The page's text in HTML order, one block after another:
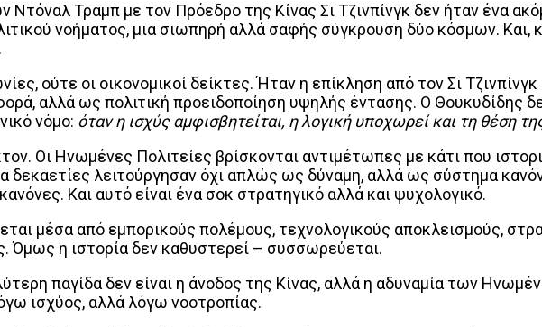
Τραμπ με τον Πρόεδρο της Κίνας Σι Τζινπίνγκ δεν ήταν ένα
νοήματος, μια σιωπηρή αλλά σαφής σύγκρουση δύο κόσμων. Και,
ούτε οι οικονομικοί δείκτες. Ήταν η επίκληση από τον Σι
αλλά ως πολιτική προειδοποίηση υψηλής έντασης. Ο Θουκυδίδης
νόμο: όταν η ισχύς αμφισβητείται, η λογική υποχωρεί και τη θέση
Οι Ηνωμένες Πολιτείες βρίσκονται αντιμέτωπες με κάτι που
δεκαετίες λειτούργησαν όχι απλώς ως δύναμη, αλλά ως σύστημα
Και αυτό είναι ένα σοκ στρατηγικό αλλά και ψυχολογικό.
μέσα από εμπορικούς πολέμους, τεχνολογικούς αποκλεισμούς,
Όμως η ιστορία δεν καθυστερεί – συσσωρεύεται.
παγίδα δεν είναι η άνοδος της Κίνας, αλλά η αδυναμία των
ισχύος, αλλά λόγω νοοτροπίας.